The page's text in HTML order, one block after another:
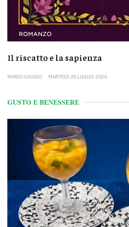
Il riscatto e la sapienza
MARIO GAUDIO MARTEDÌ 28 LUGLIO 2026
GUSTO E BENESSERE